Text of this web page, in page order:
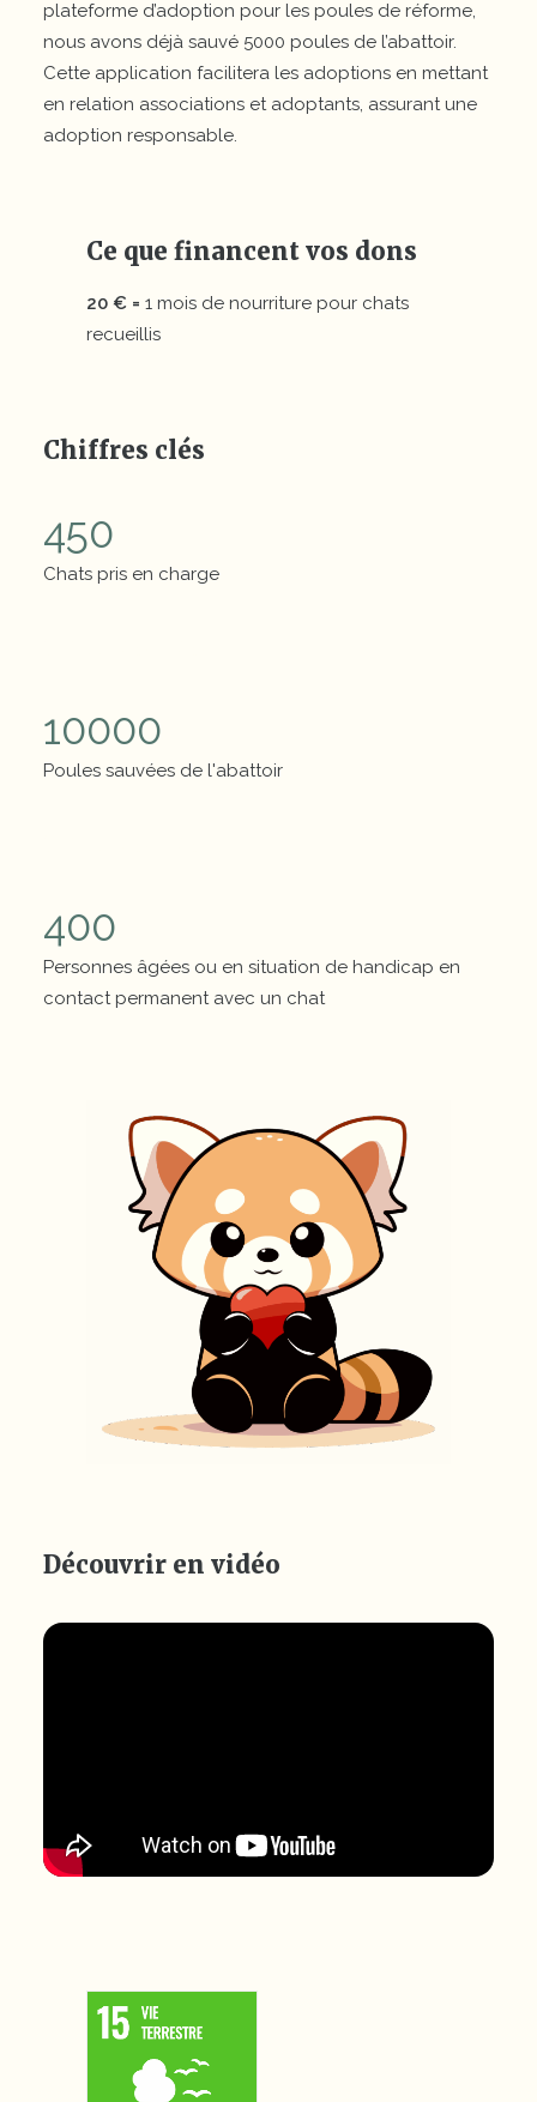
plateforme d’adoption pour les poules de réforme,
nous avons déjà sauvé 5000 poules de l’abattoir.
Cette application facilitera les adoptions en mettant
en relation associations et adoptants, assurant une
adoption responsable.
Ce que financent vos dons
20 € = 1 mois de nourriture pour chats
recueillis
Chiffres clés
450
Chats pris en charge
10000
Poules sauvées de l'abattoir
400
Personnes âgées ou en situation de handicap en
contact permanent avec un chat
Découvrir en vidéo